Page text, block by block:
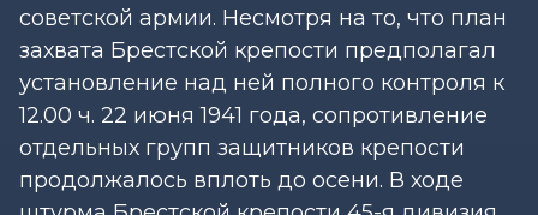
советской армии. Несмотря на то, что план
захвата Брестской крепости предполагал
установление над ней полного контроля к
12.00 ч. 22 июня 1941 года, сопротивление
отдельных групп защитников крепости
продолжалось вплоть до осени. В ходе